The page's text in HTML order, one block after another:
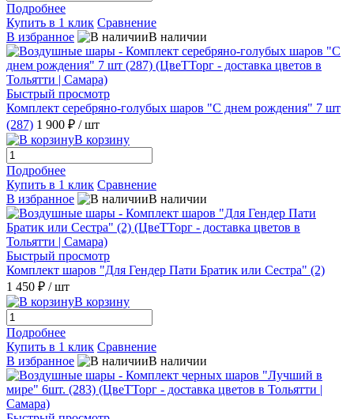
Подробнее
Купить в 1 клик Сравнение
В избранное
В наличии
Быстрый просмотр
Комплект серебряно-голубых шаров "С днем рождения" 7 шт
(287) 1 900 ₽ / шт
В корзину
Подробнее
Купить в 1 клик Сравнение
В избранное
В наличии
Быстрый просмотр
Комплект шаров "Для Гендер Пати Братик или Сестра" (2)
1 450 ₽ / шт
В корзину
Подробнее
Купить в 1 клик Сравнение
В избранное
В наличии